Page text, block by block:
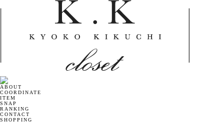
ABOUT
COORDINATE
ITEM
SNAP
RANKING
CONTACT
SHOPPING